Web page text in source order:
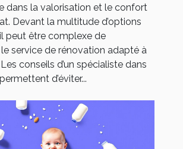
dans la valorisation et le confort
Devant la multitude d’options
peut être complexe de
service de rénovation adapté à
conseils d’un spécialiste dans
d’éviter...